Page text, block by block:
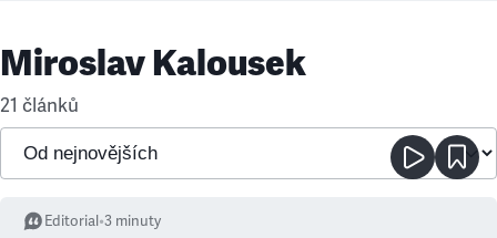
Miroslav Kalousek
21 článků
Editorial •3 minuty